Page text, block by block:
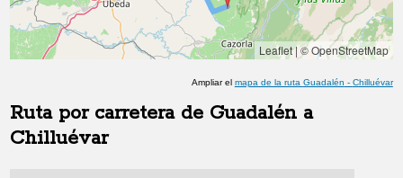
Leaflet|© OpenStreetMap
Ampliar el mapa de la ruta Guadalén - Chilluévar
Ruta por carretera de Guadalén a
Chilluévar